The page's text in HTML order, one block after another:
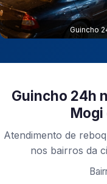
Guincho
Guincho 24h
Mogi
Atendimento de
nos bairros da